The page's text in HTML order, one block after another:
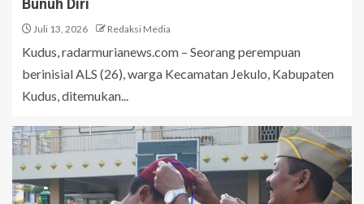
Bunuh Diri
Juli 13, 2026 Redaksi Media
Kudus, radarmurianews.com – Seorang perempuan
berinisial ALS (26), warga Kecamatan Jekulo, Kabupaten
Kudus, ditemukan...